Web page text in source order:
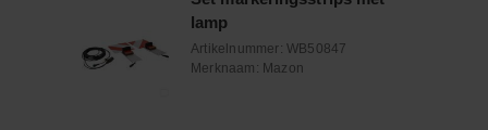
lamp
Artikelnummer: WB50847
Merknaam: Mazon